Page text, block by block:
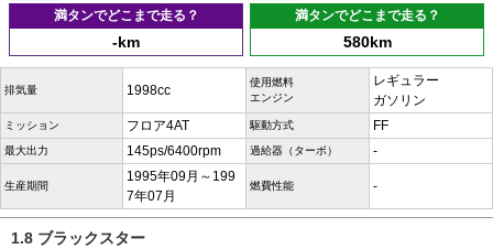
満タンでどこまで走る？
-km
満タンでどこまで走る？
580km
排気量 1998cc
使用燃料
エンジン
レギュラー
ガソリン
ミッション フロア4AT 駆動方式 FF
最大出力 145ps/6400rpm 過給器（ターボ） -
生産期間
1995年09月～199
7年07月
燃費性能 -
1.8 ブラックスター